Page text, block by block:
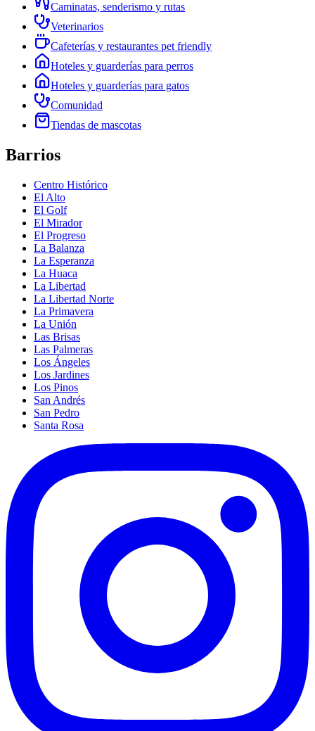
Caminatas, senderismo y rutas
Veterinarios
Cafeterías y restaurantes pet friendly
Hoteles y guarderías para perros
Hoteles y guarderías para gatos
Comunidad
Tiendas de mascotas
Barrios
Centro Histórico
El Alto
El Golf
El Mirador
El Progreso
La Balanza
La Esperanza
La Huaca
La Libertad
La Libertad Norte
La Primavera
La Unión
Las Brisas
Las Palmeras
Los Ángeles
Los Jardines
Los Pinos
San Andrés
San Pedro
Santa Rosa